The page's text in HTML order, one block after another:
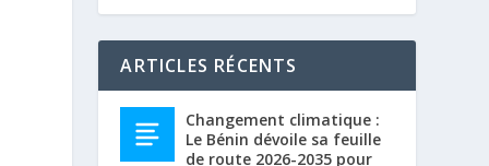
ARTICLES RÉCENTS
Changement climatique :
Le Bénin dévoile sa feuille
de route 2026-2035 pour